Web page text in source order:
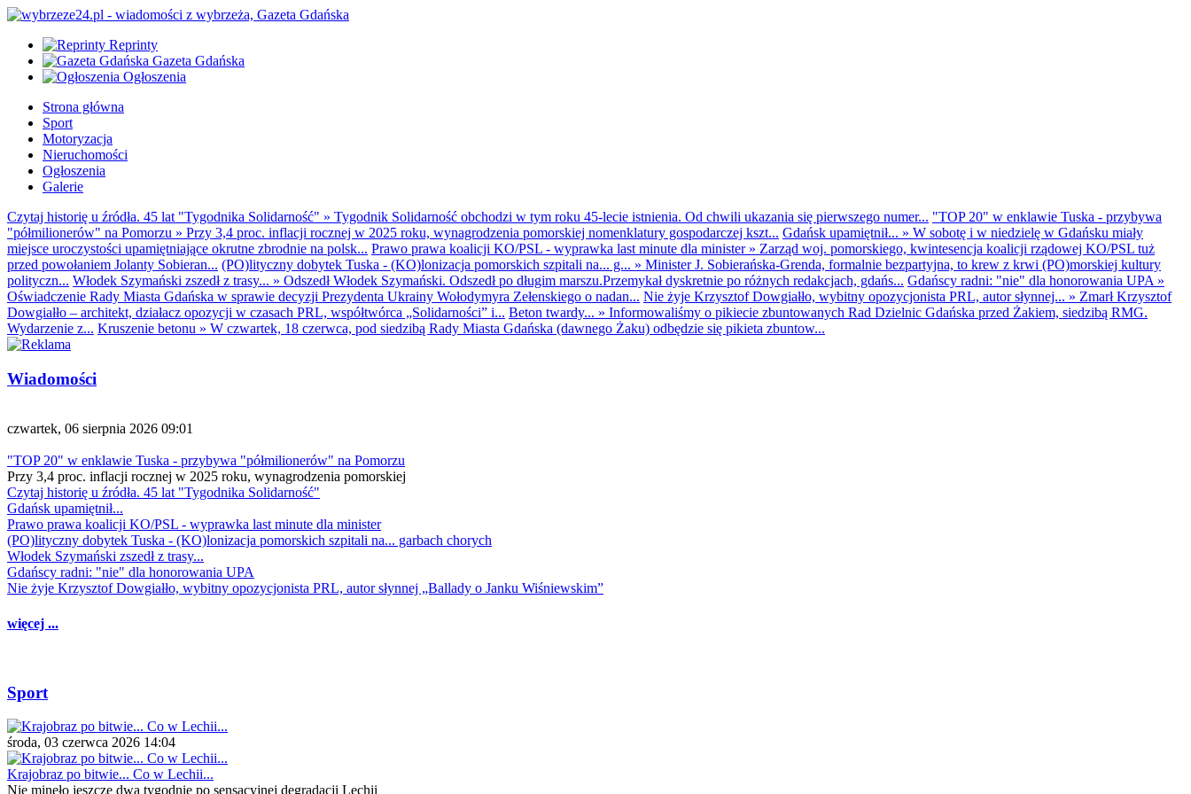
Reprinty
Gazeta Gdańska
Ogłoszenia
Strona główna
Sport
Motoryzacja
Nieruchomości
Ogłoszenia
Galerie
Czytaj historię u źródła. 45 lat "Tygodnika Solidarność" » Tygodnik Solidarność obchodzi w tym roku 45-lecie istnienia. Od chwili ukazania się pierwszego numer... "TOP 20" w enklawie Tuska - przybywa
"półmilionerów" na Pomorzu » Przy 3,4 proc. inflacji rocznej w 2025 roku, wynagrodzenia pomorskiej nomenklatury gospodarczej kszt... Gdańsk upamiętnił... » W sobotę i w niedzielę w Gdańsku miały
miejsce uroczystości upamiętniające okrutne zbrodnie na polsk... Prawo prawa koalicji KO/PSL - wyprawka last minute dla minister» Zarząd woj. pomorskiego, kwintesencja koalicji rządowej KO/PSL tuż
przed powołaniem Jolanty Sobieran... (PO)lityczny dobytek Tuska - (KO)lonizacja pomorskich szpitali na... g... » Minister J. Sobierańska-Grenda, formalnie bezpartyjna, to krew z krwi (PO)morskiej kultury
polityczn... Włodek Szymański zszedł z trasy... » Odszedł Włodek Szymański. Odszedł po długim marszu.Przemykał dyskretnie po różnych redakcjach, gdańs... Gdańscy radni: "nie" dla honorowania UPA »
Oświadczenie Rady Miasta Gdańska w sprawie decyzji Prezydenta Ukrainy Wołodymyra Zełenskiego o nadan... Nie żyje Krzysztof Dowgiałło, wybitny opozycjonista PRL, autor słynnej... » Zmarł Krzysztof
Dowgiałło – architekt, działacz opozycji w czasach PRL, współtwórca „Solidarności” i... Beton twardy... » Informowaliśmy o pikiecie zbuntowanych Rad Dzielnic Gdańska przed Żakiem, siedzibą RMG.
Wydarzenie z... Kruszenie betonu » W czwartek, 18 czerwca, pod siedzibą Rady Miasta Gdańska (dawnego Żaku) odbędzie się pikieta zbuntow...
Wiadomości
czwartek, 06 sierpnia 2026 09:01
"TOP 20" w enklawie Tuska - przybywa "półmilionerów" na Pomorzu
Przy 3,4 proc. inflacji rocznej w 2025 roku, wynagrodzenia pomorskiej
Czytaj historię u źródła. 45 lat "Tygodnika Solidarność"
Gdańsk upamiętnił...
Prawo prawa koalicji KO/PSL - wyprawka last minute dla minister
(PO)lityczny dobytek Tuska - (KO)lonizacja pomorskich szpitali na... garbach chorych
Włodek Szymański zszedł z trasy...
Gdańscy radni: "nie" dla honorowania UPA
Nie żyje Krzysztof Dowgiałło, wybitny opozycjonista PRL, autor słynnej „Ballady o Janku Wiśniewskim”
więcej ...
Sport
środa, 03 czerwca 2026 14:04
Krajobraz po bitwie... Co w Lechii...
Nie minęło jeszcze dwa tygodnie po sensacyjnej degradacji Lechii